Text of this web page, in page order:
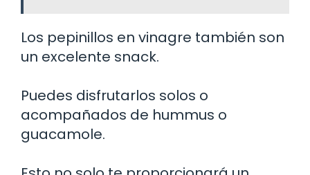
Los pepinillos en vinagre también son
un excelente snack.
Puedes disfrutarlos solos o
acompañados de hummus o
guacamole.